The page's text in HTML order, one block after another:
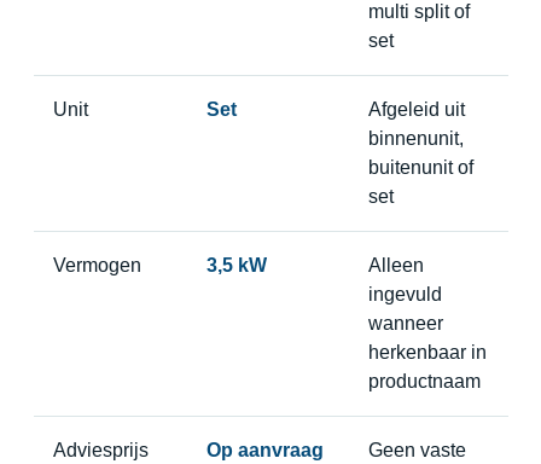
multi split of
set
Unit Set
Afgeleid uit
binnenunit,
buitenunit of
set
Vermogen 3,5 kW
Alleen
ingevuld
wanneer
herkenbaar in
productnaam
Adviesprijs Op aanvraag
Geen vaste